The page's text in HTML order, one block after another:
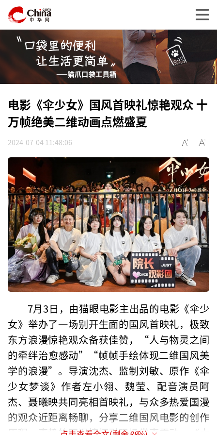
电影《伞少女》国风首映礼惊艳观众 十
万帧绝美二维动画点燃盛夏
2024-07-04 11:48:06
7月3日，由猫眼电影主出品的电影《伞少
女》举办了一场别开生面的国风首映礼，极致
东方浪漫惊艳观众备获佳赞，“人与物灵之间
的牵绊治愈感动”“帧帧手绘体现二维国风美
学的浪漫”。导演沈杰、监制刘敏、原作《伞
少女梦谈》作者左小翎、魏莹、配音演员阿
杰、聂曦映共同亮相首映礼，与众多热爱国漫
的观众近距离畅聊，分享二维国风电影的创作